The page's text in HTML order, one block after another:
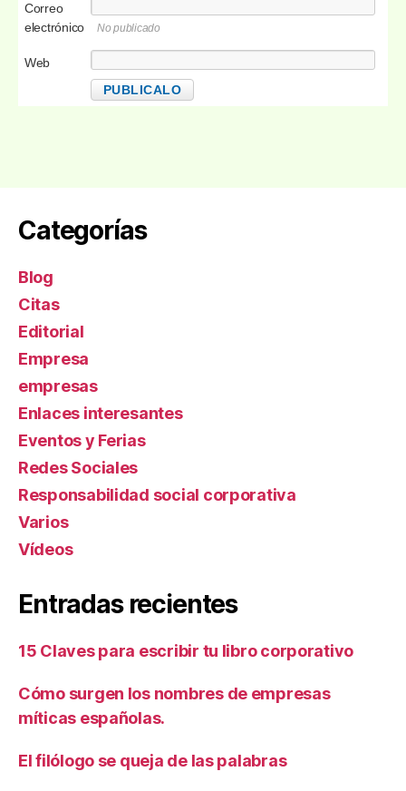
Correo
electrónico
No publicado
Web
Categorías
Blog
Citas
Editorial
Empresa
empresas
Enlaces interesantes
Eventos y Ferias
Redes Sociales
Responsabilidad social corporativa
Varios
Ví­deos
Entradas recientes
15 Claves para escribir tu libro corporativo
Cómo surgen los nombres de empresas
míticas españolas.
El filólogo se queja de las palabras